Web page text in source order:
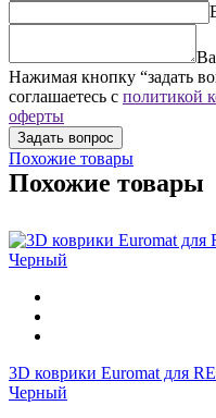
Нажимая кнопку “задать
соглашаетесь с политикой
оферты
Похожие товары
Похожие товары
3D коврики Euromat для
Черный